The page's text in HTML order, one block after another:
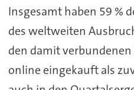
Insgesamt haben 59 %
des weltweiten
den damit
online eingekauft als